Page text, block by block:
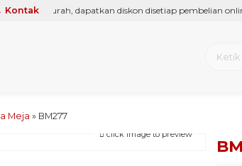
& termurah, dapatkan diskon disetiap pembelian online.
Kontak
Meja » BM277
click image to preview